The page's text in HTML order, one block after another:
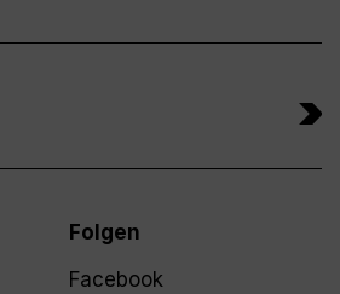
Folgen
Facebook